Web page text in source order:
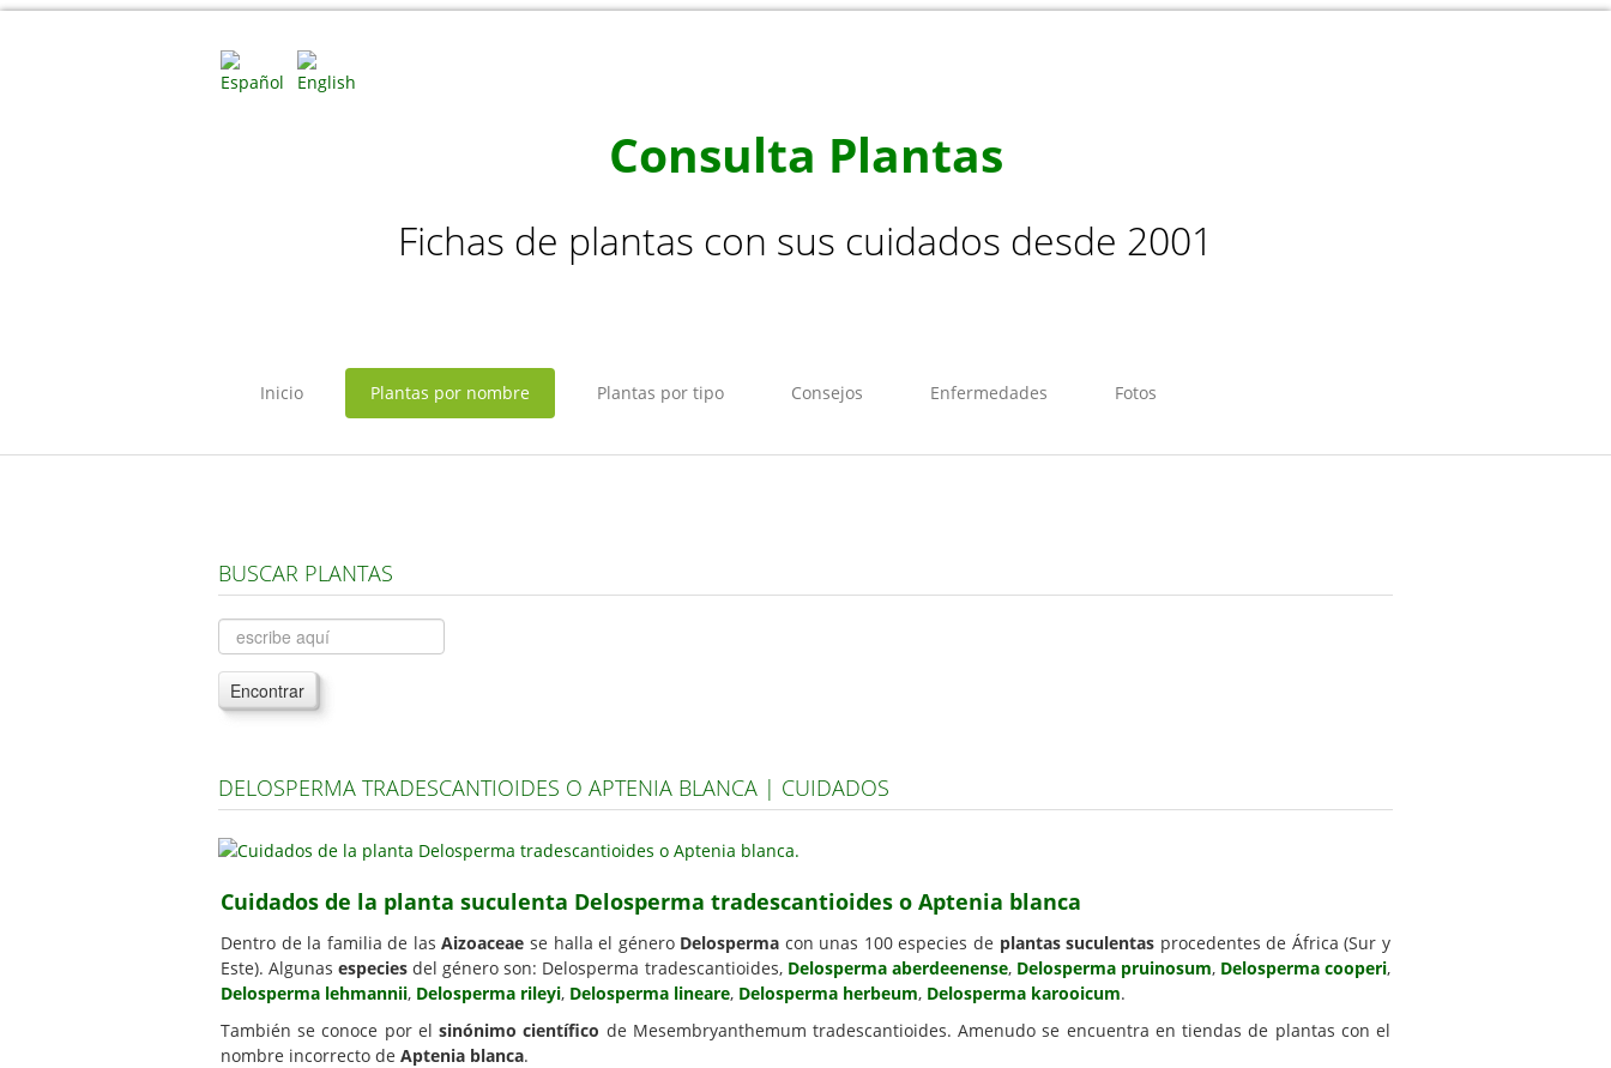
Consulta Plantas
Fichas de plantas con sus cuidados desde 2001
Inicio Plantas por nombre Plantas por tipo Consejos Enfermedades Fotos
BUSCAR PLANTAS
Encontrar
DELOSPERMA TRADESCANTIOIDES O APTENIA BLANCA | CUIDADOS
Cuidados de la planta suculenta Delosperma tradescantioides o Aptenia blanca
Dentro de la familia de lasAizoaceae se halla el género Delosperma con unas 100 especies de plantas suculentas procedentes de África (Sur y
Este). Algunasespecies del género son: Delosperma tradescantioides, Delosperma aberdeenense, Delosperma pruinosum, Delosperma cooperi,
Delosperma lehmannii, Delosperma rileyi, Delosperma lineare, Delosperma herbeum, Delosperma karooicum.
También se conoce por elsinónimo científico de Mesembryanthemum tradescantioides. Amenudo se encuentra en tiendas de plantas con el
nombre incorrecto de Aptenia blanca.